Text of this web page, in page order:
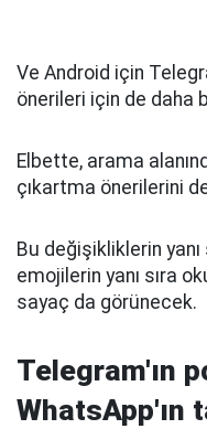
Ve Android için
önerileri için de daha
Elbette, arama
çıkartma önerilerini
Bu değişikliklerin yanı
emojilerin yanı sıra
sayaç da görünecek.
Telegram'ın
WhatsApp'ın